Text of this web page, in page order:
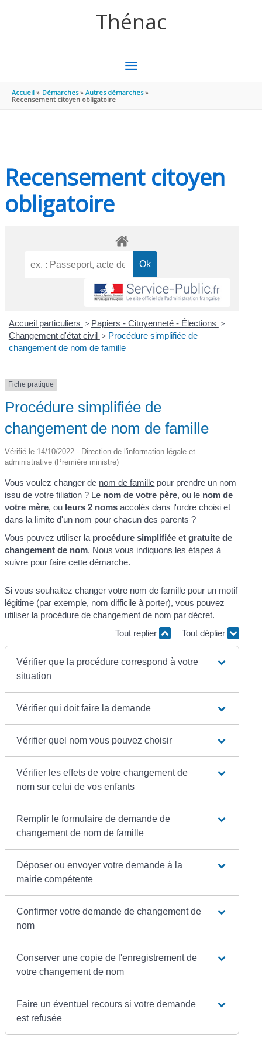
Thénac
MENU
PRINCIPAL
Accueil Démarches
Autres démarches
Recensement citoyen obligatoire
Recensement citoyen
obligatoire
Accueil particuliers > Papiers - Citoyenneté - Élections >
Changement d'état civil > Procédure simplifiée de
changement de nom de famille
Fiche pratique
Procédure simplifiée de
changement de nom de famille
Vérifié le 14/10/2022 - Direction de l'information légale et
administrative (Première ministre)
Vous voulez changer de nom de famille pour prendre un nom
issu de votrefiliation ? Le nom de votre père, ou le nom de
votre mère, ou leurs 2 noms accolés dans l'ordre choisi et
dans la limite d'un nom pour chacun des parents ?
Vous pouvez utiliser la procédure simplifiée et gratuite de
changement de nom. Nous vous indiquons les étapes à
suivre pour faire cette démarche.
Si vous souhaitez changer votre nom de famille pour un motif
légitime (par exemple, nom difficile à porter), vous pouvez
utiliser la procédure de changement de nom par décret.
Tout replier
Tout déplier
Vérifier que la procédure correspond à votre
situation
Vérifier qui doit faire la demande
Vérifier quel nom vous pouvez choisir
Vérifier les effets de votre changement de
nom sur celui de vos enfants
Remplir le formulaire de demande de
changement de nom de famille
Déposer ou envoyer votre demande à la
mairie compétente
Confirmer votre demande de changement de
nom
Conserver une copie de l'enregistrement de
votre changement de nom
Faire un éventuel recours si votre demande
est refusée